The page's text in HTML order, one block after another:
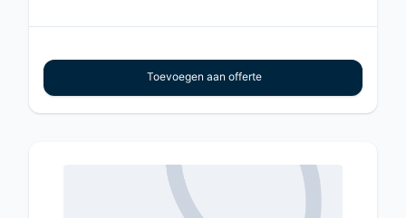
Toevoegen aan offerte